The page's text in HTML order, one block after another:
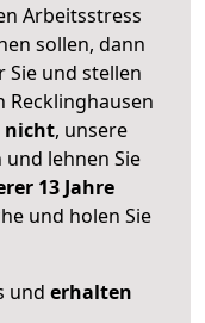
Arbeitsstress
sollen, dann
und stellen
Recklinghausen
nicht, unsere
lehnen Sie
13 Jahre
und holen Sie
und erhalten